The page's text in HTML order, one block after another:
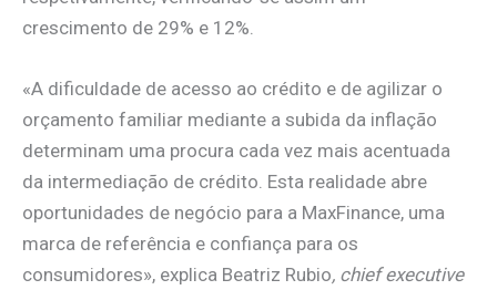
crescimento de 29% e 12%.
«A dificuldade de acesso ao crédito e de agilizar o
orçamento familiar mediante a subida da inflação
determinam uma procura cada vez mais acentuada
da intermediação de crédito. Esta realidade abre
oportunidades de negócio para a MaxFinance, uma
marca de referência e confiança para os
consumidores», explica Beatriz Rubio, chief executive